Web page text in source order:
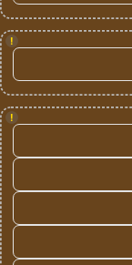
!
!